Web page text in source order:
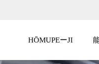
HŌMUPEーJI